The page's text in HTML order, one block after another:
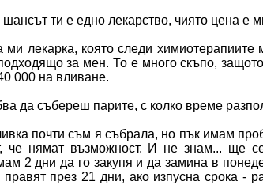
ти е едно лекарство, чиято цена е
ми лекарка, която следи
за мен. То е много скъпо,
000 на вливане.
да събереш парите, с колко време
почти съм я събрала, но пък имам
че нямат възможност. И не знам... ще
2 дни да го закупя и да замина в
през 21 дни, ако изпусна срока -